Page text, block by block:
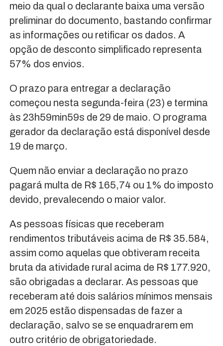
meio da qual o declarante baixa uma versão
preliminar do documento, bastando confirmar
as informações ou retificar os dados. A
opção de desconto simplificado representa
57% dos envios.
O prazo para entregar a declaração
começou nesta segunda-feira (23) e termina
às 23h59min59s de 29 de maio. O programa
gerador da declaração está disponível desde
19 de março.
Quem não enviar a declaração no prazo
pagará multa de R$ 165,74 ou 1% do imposto
devido, prevalecendo o maior valor.
As pessoas físicas que receberam
rendimentos tributáveis acima de R$ 35.584,
assim como aquelas que obtiveram receita
bruta da atividade rural acima de R$ 177.920,
são obrigadas a declarar. As pessoas que
receberam até dois salários mínimos mensais
em 2025 estão dispensadas de fazer a
declaração, salvo se se enquadrarem em
outro critério de obrigatoriedade.